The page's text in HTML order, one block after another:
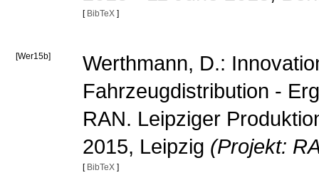
[ BibTeX ]
[Wer15b]
Werthmann, D.:
Fahrzeugdistribution -
RAN. Leipziger
2015, Leipzig (Projekt:
[ BibTeX ]